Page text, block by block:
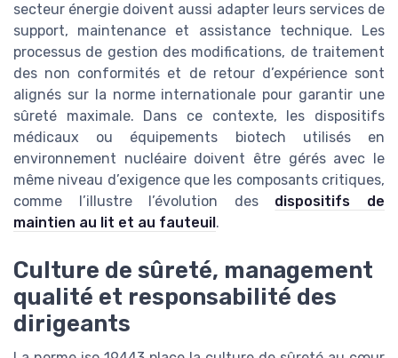
secteur énergie doivent aussi adapter leurs services de
support, maintenance et assistance technique. Les
processus de gestion des modifications, de traitement
des non conformités et de retour d’expérience sont
alignés sur la norme internationale pour garantir une
sûreté maximale. Dans ce contexte, les dispositifs
médicaux ou équipements biotech utilisés en
environnement nucléaire doivent être gérés avec le
même niveau d’exigence que les composants critiques,
comme l’illustre l’évolution des dispositifs de
maintien au lit et au fauteuil .
Culture de sûreté, management
qualité et responsabilité des
dirigeants